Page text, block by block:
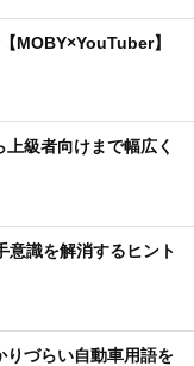
MOBY×YouTuber】
上級者向けまで幅広く
意識を解消するヒント
りづらい自動車用語を